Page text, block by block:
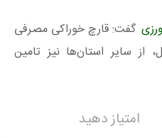
گفت: قارچ خوراکی مصرفی
از سایر استان‌ها نیز تامین
امتیاز دهید